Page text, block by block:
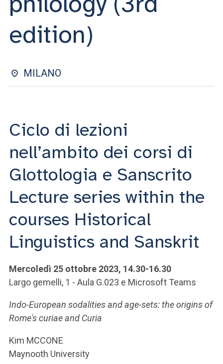
SEI UN DOCENTE O UN MEMBRO DELLO STAFF
ACCEDI A CLOUDMAIL
edition)
MILANO
Ciclo di lezioni
nell’ambito dei corsi di
Glottologia e Sanscrito
Lecture series within the
courses Historical
Linguistics and Sanskrit
Mercoledì 25 ottobre 2023, 14.30-16.30
Largo gemelli, 1 - Aula G.023 e Microsoft Teams
Indo-European sodalities and age-sets: the origins of
Rome's curiae and Curia
Kim MCCONE
Maynooth University